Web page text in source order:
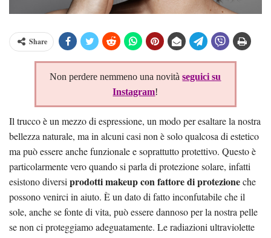
Share
Non perdere nemmeno una novitàseguici su
Instagram!
Il trucco è un mezzo di espressione, un modo per esaltare la nostra
bellezza naturale, ma in alcuni casi non è solo qualcosa di estetico
ma può essere anche funzionale e soprattutto protettivo. Questo è
particolarmente vero quando si parla di protezione solare, infatti
esistono diversi prodotti makeup con fattore di protezioneche
possono venirci in aiuto. È un dato di fatto inconfutabile che il
sole, anche se fonte di vita, può essere dannoso per la nostra pelle
se non ci proteggiamo adeguatamente. Le radiazioni ultraviolette